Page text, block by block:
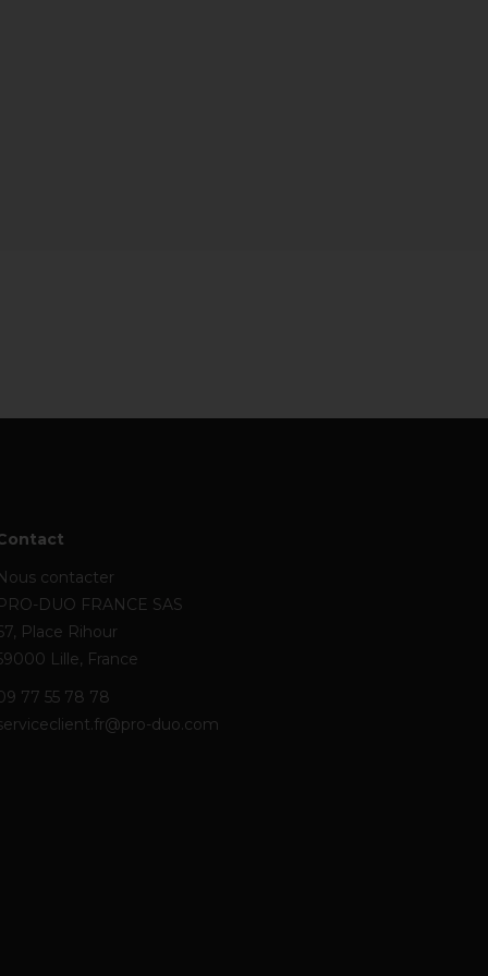
contacter
DUO FRANCE SAS
Place Rihour
Lille, France
77 55 78 78
duo.com